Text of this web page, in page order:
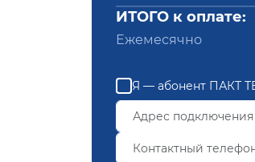
ИТОГО к оплате:
Ежемесячно
Я — абонент ПАКТ